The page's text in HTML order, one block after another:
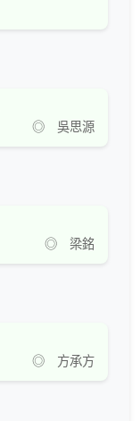
◎ 吳思源
◎ 梁銘
◎ 方承方